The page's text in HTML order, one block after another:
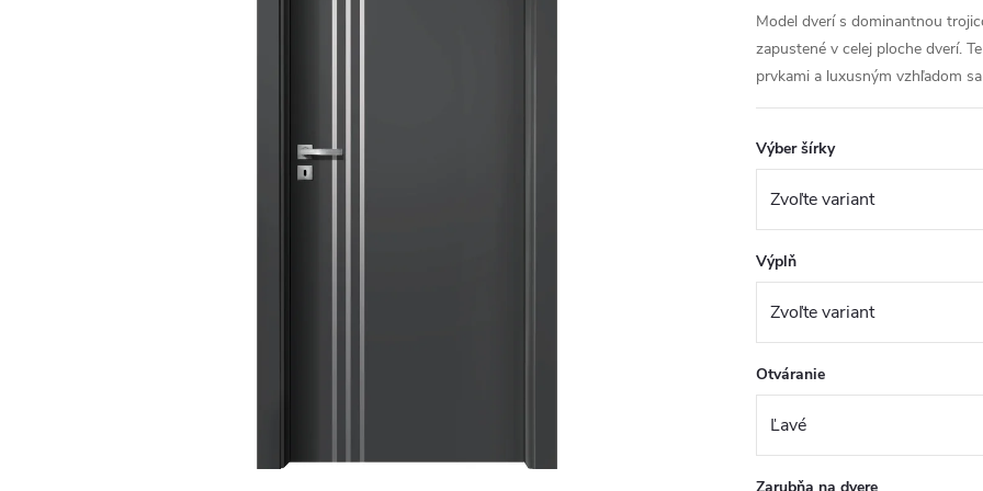
Model dverí s dominantnou
zapustené v celej ploche dverí.
prvkami a luxusným vzhľadom
Výber šírky
Výplň
Otváranie